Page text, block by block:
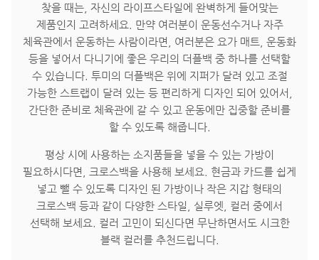
찾을 때는, 자신의 라이프스타일에 완벽하게 들어맞는
제품인지 고려하세요. 만약 여러분이 운동선수거나 자주
체육관에서 운동하는 사람이라면, 여러분은 요가 매트, 운동화
등을 넣어서 다니기에 좋은 우리의 더플백 중 하나를 선택할
수 있습니다. 투미의 더플백은 위에 지퍼가 달려 있고 조절
가능한 스트랩이 달려 있는 등 편리하게 디자인 되어 있어서,
간단한 준비로 체육관에 갈 수 있고 운동에만 집중할 준비를
할 수 있도록 해줍니다.
평상 시에 사용하는 소지품들을 넣을 수 있는 가방이
필요하시다면, 크로스백을 사용해 보세요. 현금과 카드를 쉽게
넣고 뺄 수 있도록 디자인 된 가방이나 작은 지갑 형태의
크로스백 등과 같이 다양한 스타일, 실루엣, 컬러 중에서
선택해 보세요. 컬러 고민이 되신다면 무난하면서도 시크한
블랙 컬러를 추천드립니다.